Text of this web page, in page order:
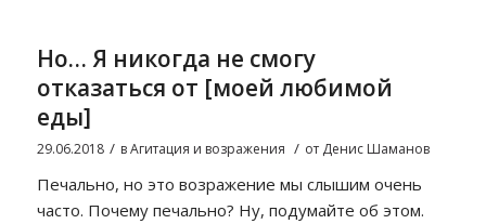
Но… Я никогда не смогу
отказаться от [моей любимой
еды]
29.06.2018 / вАгитация и возражения / от Денис Шаманов
Печально, но это возражение мы слышим очень
часто. Почему печально? Ну, подумайте об этом.